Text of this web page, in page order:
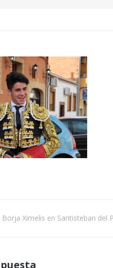
Ximelis en Santisteban del